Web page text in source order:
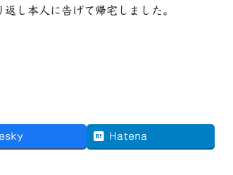
し本人に告げて帰宅しました。
Hatena